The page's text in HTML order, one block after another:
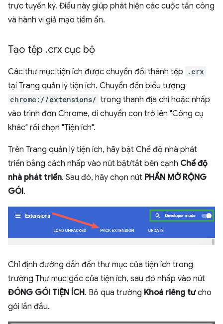
trực tuyến ký. Điều này giúp phát hiện các cuộc tấn công
và hành vi giả mạo tiềm ẩn.
Tạo tệp .crx cục bộ
Các thư mục tiện ích được chuyển đổi thành tệp .crx
tại Trang quản lý tiện ích. Chuyển đến biểu tượng
chrome://extensions/ trong thanh địa chỉ hoặc nhấp
vào trình đơn Chrome, di chuyển con trỏ lên "Công cụ
khác" rồi chọn "Tiện ích".
Trên Trang quản lý tiện ích, hãy bật Chế độ nhà phát
triển bằng cách nhấp vào nút bật/tắt bên cạnh Chế độ
nhà phát triển. Sau đó, hãy chọn nút PHẦN MỞ RỘNG
GÓI.
Chỉ định đường dẫn đến thư mục của tiện ích trong
trường Thư mục gốc của tiện ích, sau đó nhấp vào nút
ĐÓNG GÓI TIỆN ÍCH. Bỏ qua trường Khoá riêng tưcho
gói lần đầu.